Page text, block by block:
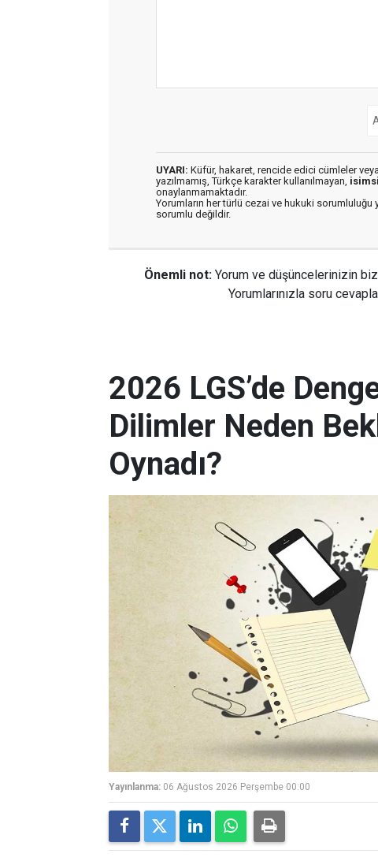
UYARI: Küfür, hakaret, rencide edici cümleler
yazılmamış, Türkçe karakter kullanılmayan,
onaylanmamaktadır.
Yorumların her türlü cezai ve hukuki
sorumlu değildir.
Önemli not: Yorum ve düşüncelerinizin
Yorumlarınızla soru
2026 LGS’de
Dilimler Neden
Oynadı?
Yayınlanma: 06 Ağustos 2026 Perşembe 00:00